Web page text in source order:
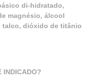
di-hidratado,
magnésio, álcool
dióxido de titânio
INDICADO?